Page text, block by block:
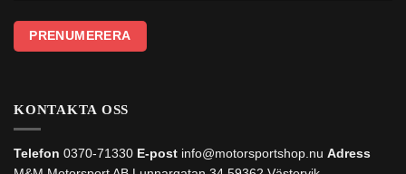
KONTAKTA OSS
Telefon 0370-71330 E-post info@motorsportshop.nu Adress